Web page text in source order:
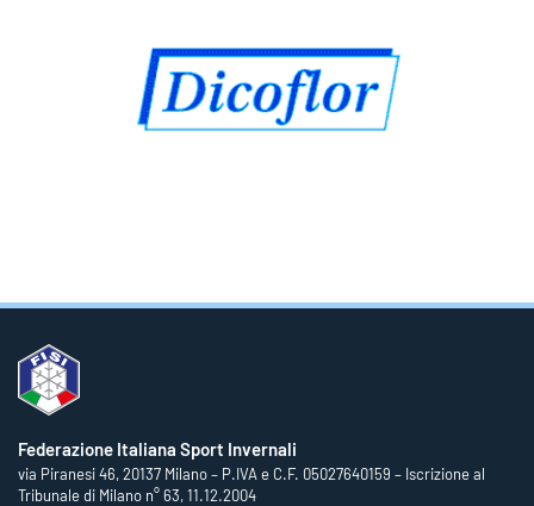
Federazione Italiana Sport Invernali
via Piranesi 46, 20137 Milano – P.IVA e C.F. 05027640159 – Iscrizione al
Tribunale di Milano n° 63, 11.12.2004